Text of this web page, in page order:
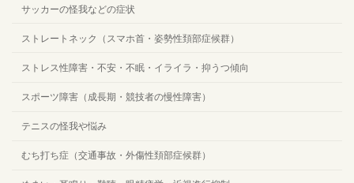
サッカーの怪我などの症状
ストレートネック（スマホ首・姿勢性頚部症候群）
ストレス性障害・不安・不眠・イライラ・抑うつ傾向
スポーツ障害（成長期・競技者の慢性障害）
テニスの怪我や悩み
むち打ち症（交通事故・外傷性頚部症候群）